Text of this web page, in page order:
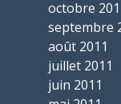
octobre
septembre
août 2011
juillet 2011
juin 2011